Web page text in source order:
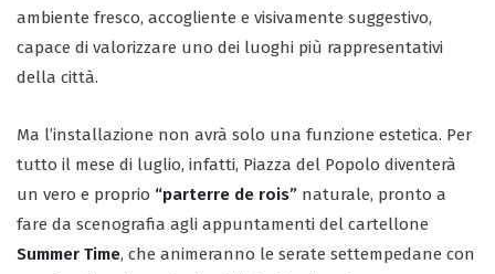
ambiente fresco, accogliente e visivamente suggestivo,
capace di valorizzare uno dei luoghi più rappresentativi
della città.
Ma l’installazione non avrà solo una funzione estetica. Per
tutto il mese di luglio, infatti, Piazza del Popolo diventerà
un vero e proprio “parterre de rois” naturale, pronto a
fare da scenografia agli appuntamenti del cartellone
Summer Time, che animeranno le serate settempedane con